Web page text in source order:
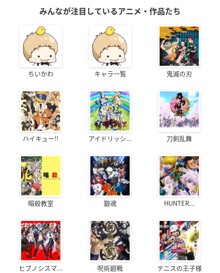
みんなが注目しているアニメ・作品たち
ちいかわ キャラ一覧 鬼滅の刃
ハイキュー!! アイドリッシ... 刀剣乱舞
暗殺教室 銀魂 HUNTER...
ヒプノシスマ... 呪術廻戦 テニスの王子様